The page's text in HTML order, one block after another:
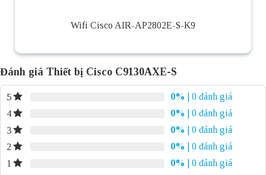
Wifi Cisco AIR-AP2802E-S-K9
Đánh giá Thiết bị Cisco C9130AXE-S
5 0%
| 0 đánh giá
4
0%
| 0 đánh giá
3
0%
| 0 đánh giá
2
0%
| 0 đánh giá
1
0% | 0 đánh giá